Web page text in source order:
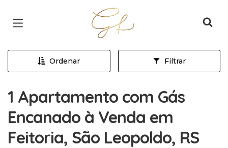
Página inicial
Ordenar Filtrar
1 Apartamento com Gás
Encanado à Venda em
Feitoria, São Leopoldo, RS